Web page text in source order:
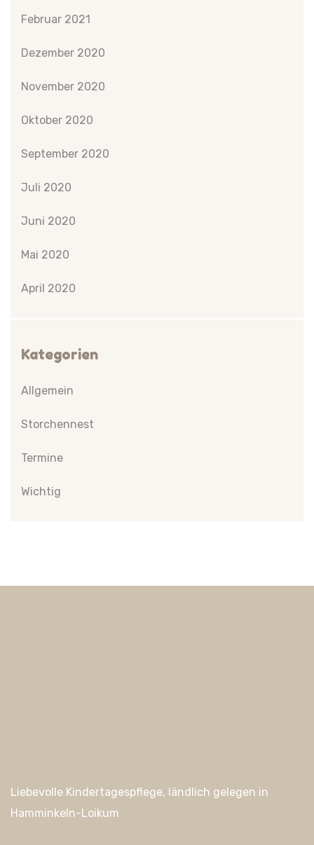
Februar 2021
Dezember 2020
November 2020
Oktober 2020
September 2020
Juli 2020
Juni 2020
Mai 2020
April 2020
Kategorien
Allgemein
Storchennest
Termine
Wichtig
Liebevolle Kindertagespflege, ländlich gelegen in
Hamminkeln-Loikum